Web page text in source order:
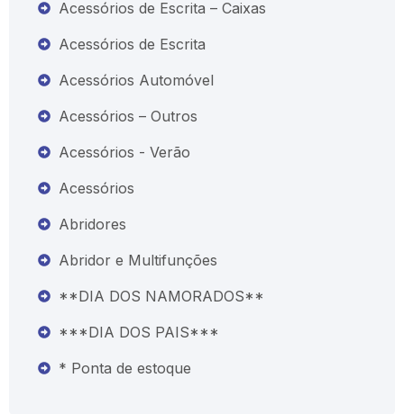
Acessórios de Escrita – Caixas
Acessórios de Escrita
Acessórios Automóvel
Acessórios – Outros
Acessórios - Verão
Acessórios
Abridores
Abridor e Multifunções
**DIA DOS NAMORADOS**
***DIA DOS PAIS***
* Ponta de estoque